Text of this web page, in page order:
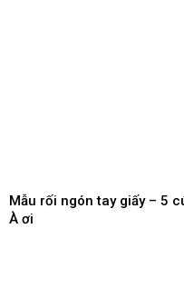
Mẫu rối ngón tay giấy – 5
À ơi